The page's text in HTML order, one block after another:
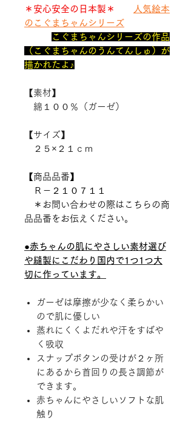
＊安心安全の日本製＊
人気絵本
のこぐまちゃんシリーズ
こぐまちゃんシリーズの作品
（こぐまちゃんのうんてんしゅ）が
描かれたよ♪
【素材】
綿１００％（ガーゼ）
【サイズ】
２５×２１ｃｍ
【商品品番】
Ｒ－２１０７１１
＊お問い合わせの際はこちらの商
品品番をお伝えください。
●赤ちゃんの肌にやさしい素材選び
や縫製にこだわり国内で1つ1つ大
切に作っています。
ガーゼは摩擦が少なく柔らかい
ので肌に優しい
蒸れにくくよだれや汗をすばや
く吸収
スナップボタンの受けが２ヶ所
にあるから首回りの長さ調節が
できます。
赤ちゃんにやさしいソフトな肌
触り